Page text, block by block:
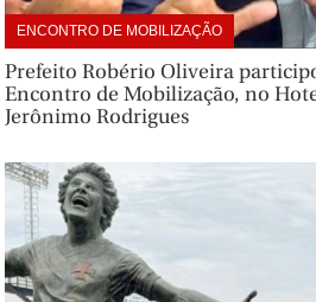
ENCONTRO DE MOBILIZAÇÃO
Prefeito Robério Oliveira
Encontro de Mobilização, no
Jerônimo Rodrigues